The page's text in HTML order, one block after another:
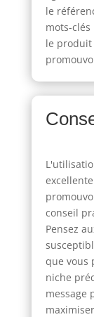
le
mots-
le produit
conseil
Pensez
que vous
niche
message